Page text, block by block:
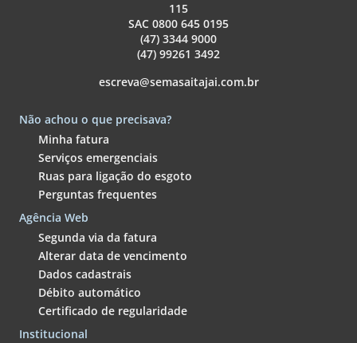
115
SAC 0800 645 0195
(47) 3344 9000
(47) 99261 3492
escreva@semasaitajai.com.br
Não achou o que precisava?
Minha fatura
Serviços emergenciais
Ruas para ligação do esgoto
Perguntas frequentes
Agência Web
Segunda via da fatura
Alterar data de vencimento
Dados cadastrais
Débito automático
Certificado de regularidade
Institucional